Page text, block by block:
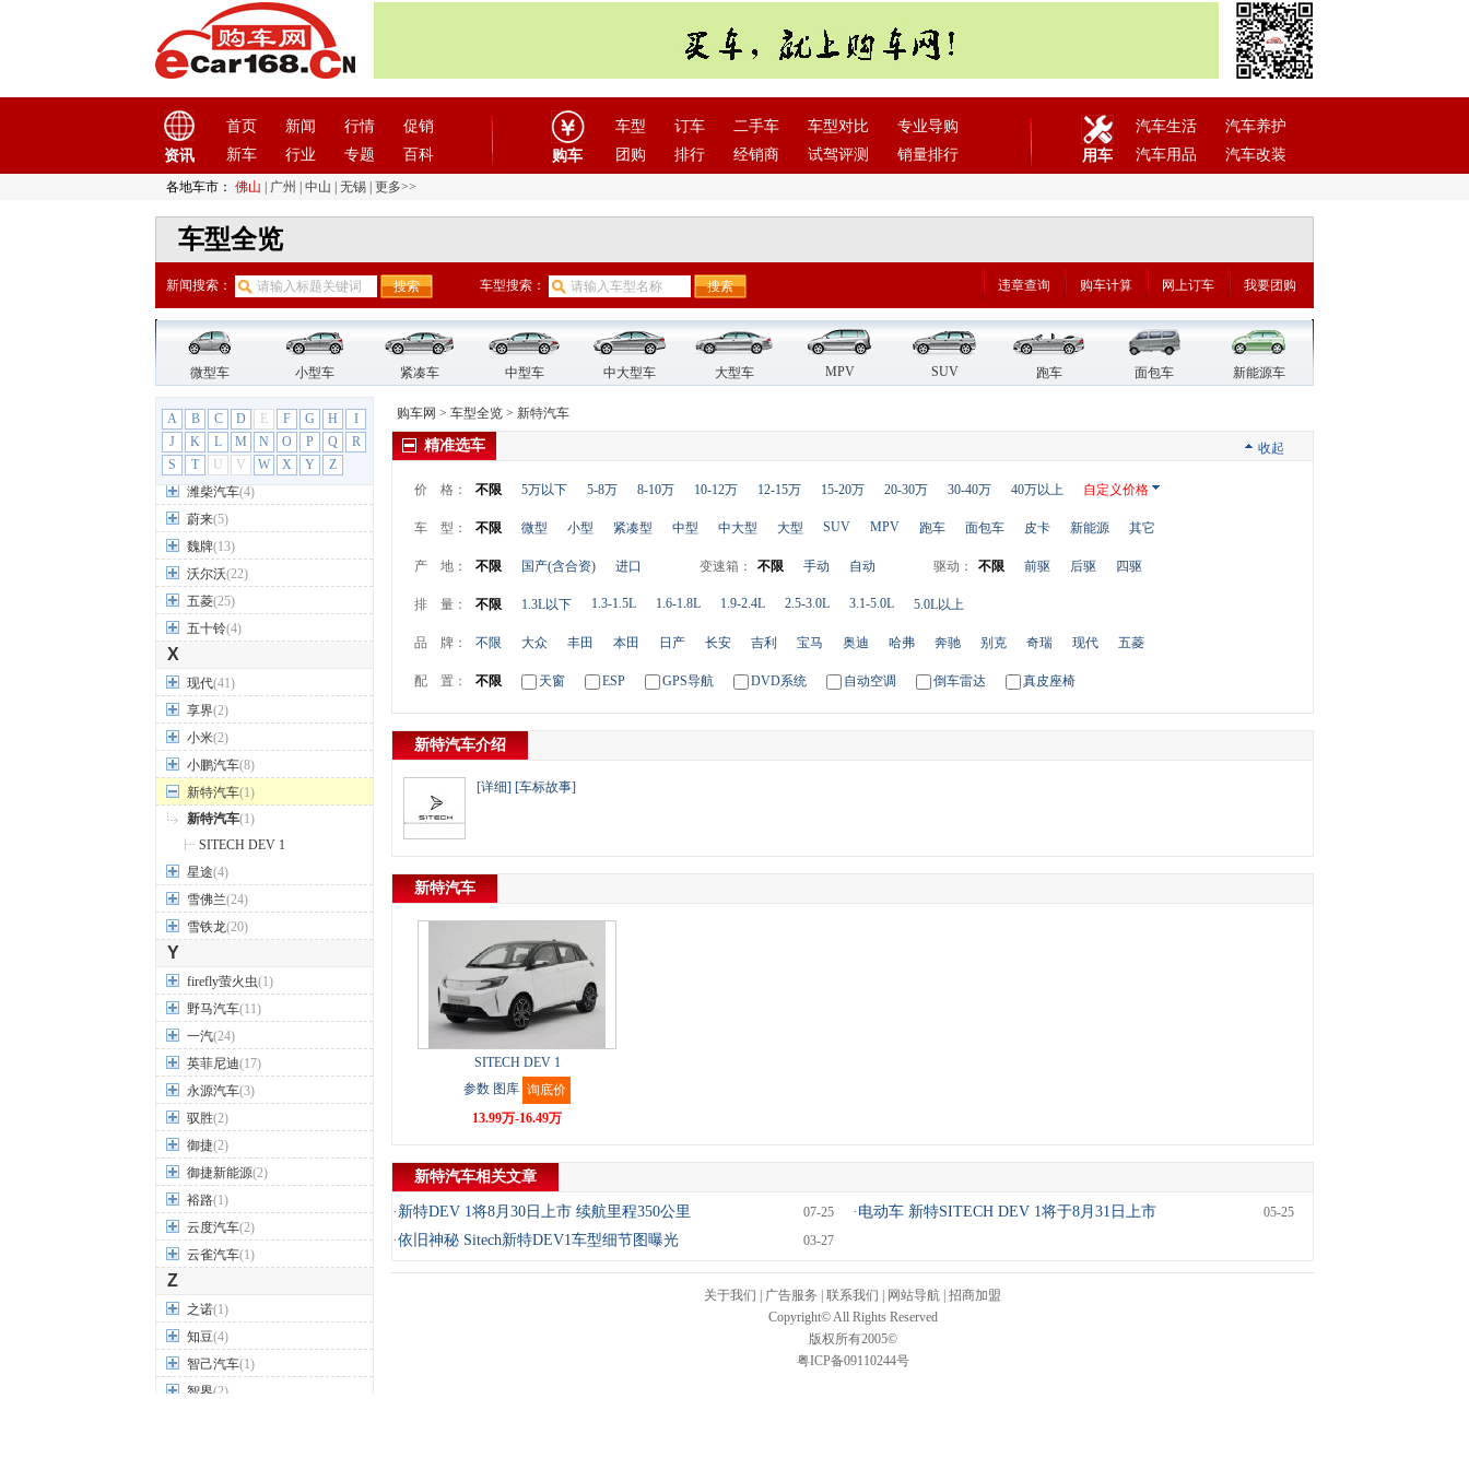
资讯
首页 新闻 行情
促销
新车
行业 专题 百科 购车
车型 订车 二手车 车型对比
专业导购
团购
排行 经销商 试驾评测 销量排行 用车
汽车生活
汽车养护
汽车用品
汽车改装
各地车市： 佛山 广州 中山 无锡 更多>>
车型全览
新闻搜索： 车型搜索： 违章查询 购车计算 网上订车 我要团购
微型车 小型车 紧凑车 中型车 中大型车 大型车 MPV SUV 跑车 面包车 新能源车
A B C D E F G H
I
J
K L M N O P Q
R
S
T U V W X Y Z
深蓝汽车(2)
世爵(1)
双龙
思皓
思铭
(3)
斯巴鲁 (7)
斯柯达(15)
TESLA特斯拉(4)
腾势(5)
天际汽车
天美汽车(1)
W
威麟(4)
威马汽车(3)
潍柴汽车(4)
蔚来(5)
魏牌(13)
沃尔沃(22)
五菱(25)
五十铃(4)
X
现代(41)
享界(2)
小米(2)
小鹏汽车(8)
新特汽车(1)
新特汽车(1)
SITECH DEV 1
星途(4)
雪佛兰(24)
雪铁龙(20)
Y
firefly萤火虫(1)
野马汽车(11)
一汽(24)
英菲尼迪(17)
永源汽车(3)
驭胜(2)
御捷(2)
御捷新能源(2)
裕路(1)
云度汽车(2)
云雀汽车(1)
Z
之诺(1)
知豆(4)
智己汽车(1)
智界(2)
购车网 > 车型全览 > 新特汽车
精准选车 收起
价 格： 不限 5万以下 5-8万 8-10万 10-12万 12-15万 15-20万 20-30万 30-40万 40万以上 自定义价格
车 型： 不限 微型 小型 紧凑型 中型 中大型 大型 SUV MPV 跑车 面包车 皮卡 新能源 其它
产 地： 不限 国产(含合资) 进口 变速箱： 不限 手动 自动 驱动： 不限 前驱 后驱 四驱
排 量： 不限 1.3L以下 1.3-1.5L 1.6-1.8L 1.9-2.4L 2.5-3.0L 3.1-5.0L 5.0L以上
品 牌： 不限 大众 丰田 本田 日产 长安 吉利 宝马 奥迪 哈弗 奔驰 别克 奇瑞 现代 五菱
配 置： 不限 天窗 ESP GPS导航 DVD系统 自动空调 倒车雷达 真皮座椅
新特汽车介绍
[详细] [车标故事]
新特汽车
SITECH DEV 1
参数 图库 询底价
13.99万-16.49万
新特汽车相关文章
· 新特DEV 1将8月30日上市 续航里程350公里 07-25 · 电动车 新特SITECH DEV 1将于8月31日上市 05-25
·依旧神秘 Sitech新特DEV1车型细节图曝光 03-27
关于我们 广告服务 联系我们 网站导航 招商加盟
Copyright© All Rights Reserved
版权所有2005©
粤ICP备09110244号